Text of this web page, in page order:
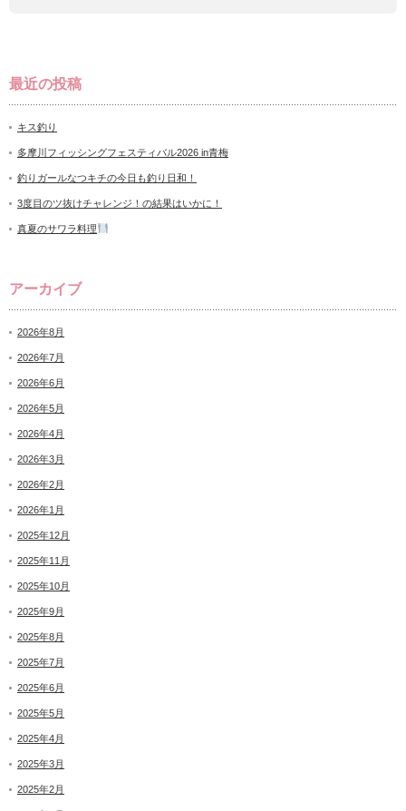
最近の投稿
キス釣り
多摩川フィッシングフェスティバル2026 in青梅
釣りガールなつキチの今日も釣り日和！
3度目のツ抜けチャレンジ！の結果はいかに！
真夏のサワラ料理
アーカイブ
2026年8月
2026年7月
2026年6月
2026年5月
2026年4月
2026年3月
2026年2月
2026年1月
2025年12月
2025年11月
2025年10月
2025年9月
2025年8月
2025年7月
2025年6月
2025年5月
2025年4月
2025年3月
2025年2月